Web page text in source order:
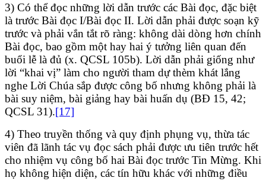
3) Có thể đọc những lời dẫn trước các Bài đọc, đặc biệt
là trước Bài đọc I/Bài đọc II. Lời dẫn phải được soạn kỹ
trước và phải vắn tắt rõ ràng: không dài dòng hơn chính
Bài đọc, bao gồm một hay hai ý tưởng liên quan đến
buổi lễ là đủ (x. QCSL 105b). Lời dẫn phải giống như
lời “khai vị” làm cho người tham dự thèm khát lắng
nghe Lời Chúa sắp được công bố nhưng không phải là
bài suy niệm, bài giảng hay bài huấn dụ (BĐ 15, 42;
QCSL 31).[17]
4) Theo truyền thống và quy định phụng vụ, thừa tác
viên đã lãnh tác vụ đọc sách phải được ưu tiên trước hết
cho nhiệm vụ công bố hai Bài đọc trước Tin Mừng. Khi
họ không hiện diện, các tín hữu khác với những điều